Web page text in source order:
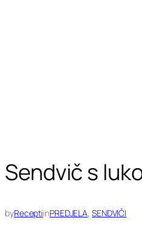
Sendvič s
byReceptiinPREDJELA, SENDVIČI